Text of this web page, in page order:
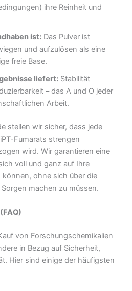
ihre Reinheit und
ist:Das Pulver ist
und aufzulösen als eine
freie Base.
liefert:Stabilität
– das A und O jeder
Arbeit.
stellen wir sicher, dass jede
Fumarats strengen
wird. Wir garantieren eine
voll und ganz auf Ihre
ohne sich über die
machen zu müssen.
von Forschungschemikalien
in Bezug auf Sicherheit,
Hier sind einige der häufigsten